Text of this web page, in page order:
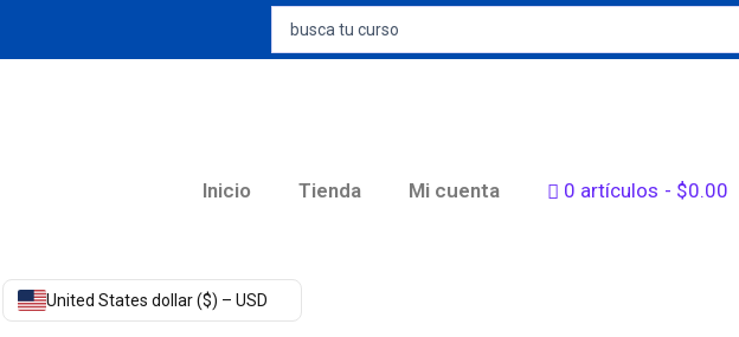
Inicio Tienda Mi cuenta 0 artículos $0.00
United States dollar ($) – USD